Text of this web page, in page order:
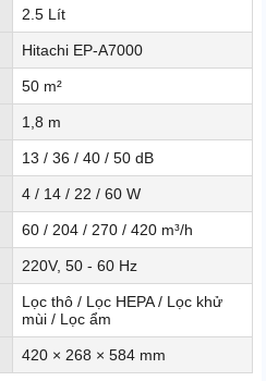
2.5 Lít
Hitachi EP-A7000
50 m²
1,8 m
13 / 36 / 40 / 50 dB
4 / 14 / 22 / 60 W
60 / 204 / 270 / 420 m³/h
220V, 50 - 60 Hz
Lọc thô / Lọc HEPA / Lọc khử
mùi / Lọc ẩm
420 × 268 × 584 mm